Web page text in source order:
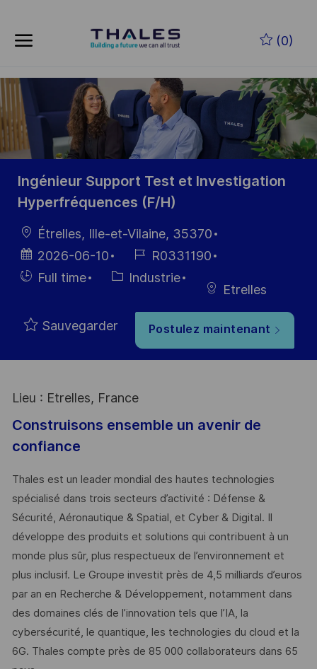
(0)
-
Ingénieur Support Test et Investigation
Hyperfréquences (F/H)
localisation
Étrelles, Ille-et-Vilaine, 35370
Date
d’affichage
2026-06-10
Référence
du poste
R0331190
HiringFull time Catégorie
Industrie
Etrelles
Sauvegarder Postulez maintenant
Lieu : Etrelles, France
Construisons ensemble un avenir de
confiance
Thales est un leader mondial des hautes technologies
spécialisé dans trois secteurs d’activité : Défense &
Sécurité, Aéronautique & Spatial, et Cyber & Digital. Il
développe des produits et solutions qui contribuent à un
monde plus sûr, plus respectueux de l’environnement et
plus inclusif. Le Groupe investit près de 4,5 milliards d’euros
par an en Recherche & Développement, notamment dans
des domaines clés de l’innovation tels que l’IA, la
cybersécurité, le quantique, les technologies du cloud et la
6G. Thales compte près de 85 000 collaborateurs dans 65